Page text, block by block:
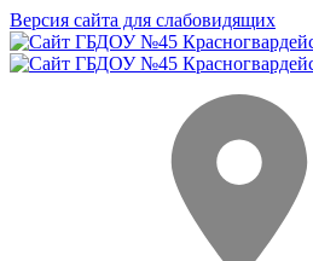
Версия сайта для слабовидящих